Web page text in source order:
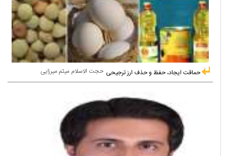
حجت الاسلام میثم میرزایی حماقت ایجاد، حفظ و حذف ارز ترجیحی